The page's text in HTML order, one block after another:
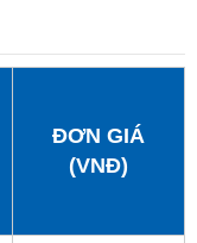
ĐƠN GIÁ
(VNĐ)